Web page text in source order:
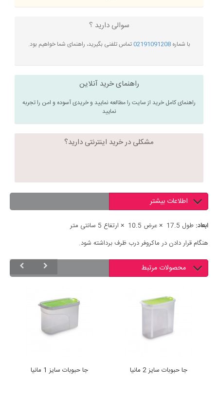
سوالی دارید ؟
با شماره02191091208تماس تلفنی بگیرید، راهنمای شما خواهیم بود.
راهنمای خرید آنلاین
راهنمای کامل خرید از سایت را مطالعه نمایید و خریدی آسوده و امن را تجربه
نمایید
مشکلی در خرید اینترنتی دارید؟
اطلاعات بیشتر
ابعاد: طول 17.5 × عرض 10.5 × ارتفاع 5 سانتی متر
هنگام قرار دادن در ماکروفر درب ظرف برداشته شود.
محصولات مرتبط
جا حبوبات سایز 1 مانیا جا حبوبات سایز 2 مانیا